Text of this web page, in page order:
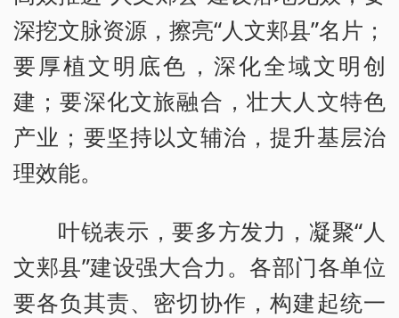
深挖文脉资源，擦亮“人文郏县”名片；
要厚植文明底色，深化全域文明创
建；要深化文旅融合，壮大人文特色
产业；要坚持以文辅治，提升基层治
理效能。
叶锐表示，要多方发力，凝聚“人
文郏县”建设强大合力。各部门各单位
要各负其责、密切协作，构建起统一